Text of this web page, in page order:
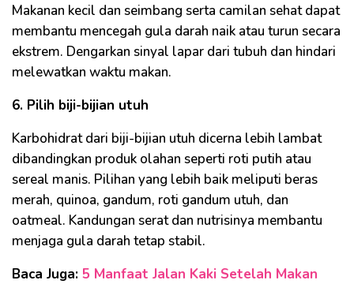
Makanan kecil dan seimbang serta camilan sehat dapat
membantu mencegah gula darah naik atau turun secara
ekstrem. Dengarkan sinyal lapar dari tubuh dan hindari
melewatkan waktu makan.
6. Pilih biji-bijian utuh
Karbohidrat dari biji-bijian utuh dicerna lebih lambat
dibandingkan produk olahan seperti roti putih atau
sereal manis. Pilihan yang lebih baik meliputi beras
merah, quinoa, gandum, roti gandum utuh, dan
oatmeal. Kandungan serat dan nutrisinya membantu
menjaga gula darah tetap stabil.
Baca Juga: 5 Manfaat Jalan Kaki Setelah Makan